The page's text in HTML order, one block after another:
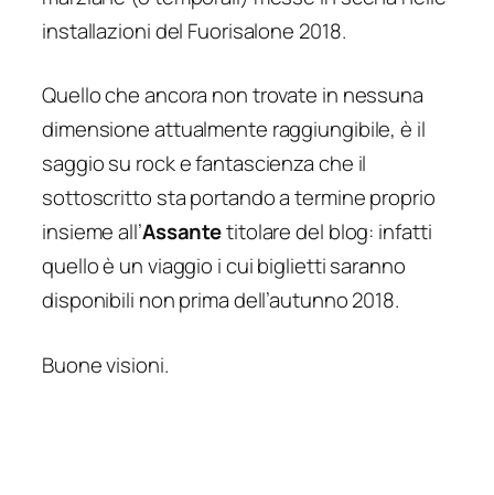
installazioni del Fuorisalone 2018.
Quello che ancora non trovate in nessuna
dimensione attualmente raggiungibile, è il
saggio su rock e fantascienza che il
sottoscritto sta portando a termine proprio
insieme all’Assantetitolare del blog: infatti
quello è un viaggio i cui biglietti saranno
disponibili non prima dell’autunno 2018.
Buone visioni.